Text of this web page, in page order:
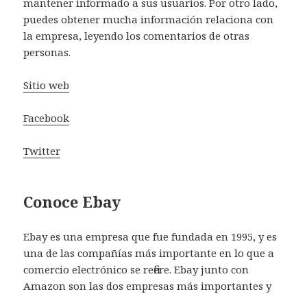
puedes obtener mucha información relaciona con
la empresa, leyendo los comentarios de otras
personas.
Sitio web
Facebook
Twitter
Conoce Ebay
Ebay es una empresa que fue fundada en 1995, y es
una de las compañías más importante en lo que a
comercio electrónico se refiere. Ebay junto con
Amazon son las dos empresas más importantes y